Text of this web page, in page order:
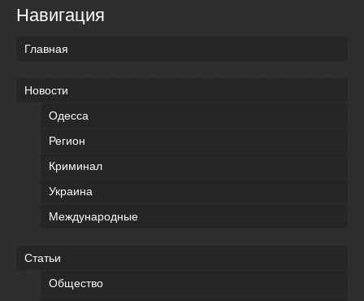
Навигация
Главная
Новости
Одесса
Регион
Криминал
Украина
Международные
Статьи
Общество